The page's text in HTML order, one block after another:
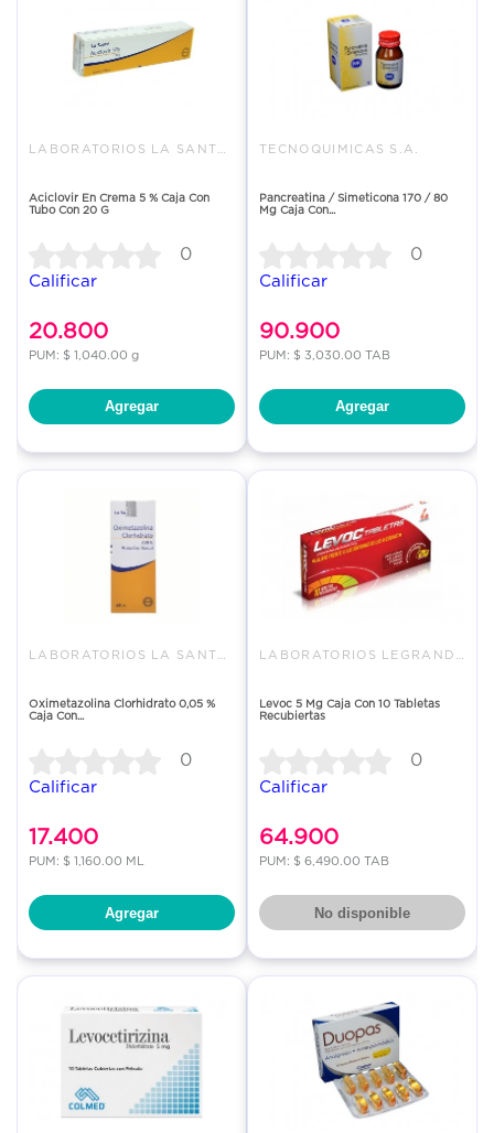
Aciclovir En Crema 5 % Caja Con
Tubo Con 20 G
0
Calificar
20.800
PUM: $ 1,040.00 g
Agregar
TECNOQUIMICAS S.A.
Pancreatina / Simeticona 170 / 80
Mg Caja Con...
0
Calificar
90.900
PUM: $ 3,030.00 TAB
Agregar
Oximetazolina Clorhidrato 0,05 %
Caja Con...
0
Calificar
17.400
PUM: $ 1,160.00 ML
Agregar
Levoc 5 Mg Caja Con 10 Tabletas
Recubiertas
0
Calificar
64.900
PUM: $ 6,490.00 TAB
No disponible